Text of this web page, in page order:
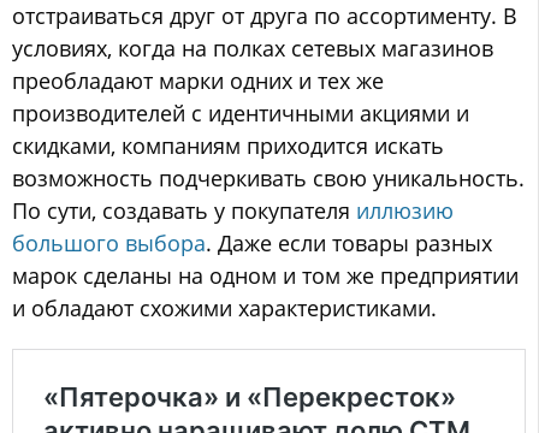
отстраиваться друг от друга по ассортименту. В
условиях, когда на полках сетевых магазинов
преобладают марки одних и тех же
производителей с идентичными акциями и
скидками, компаниям приходится искать
возможность подчеркивать свою уникальность.
По сути, создавать у покупателя иллюзию
большого выбора. Даже если товары разных
марок сделаны на одном и том же предприятии
и обладают схожими характеристиками.